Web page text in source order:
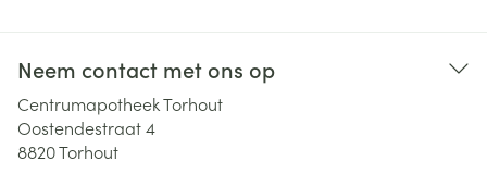
Neem contact met ons op
Centrumapotheek Torhout
Oostendestraat 4
8820Torhout